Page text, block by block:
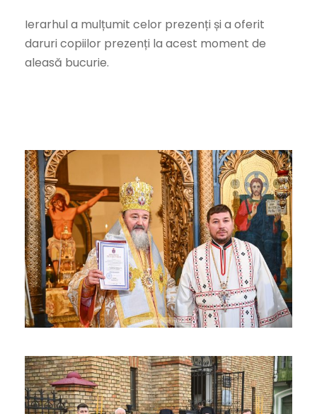
Ierarhul a mulțumit celor prezenți și a oferit
daruri copiilor prezenți la acest moment de
aleasă bucurie.